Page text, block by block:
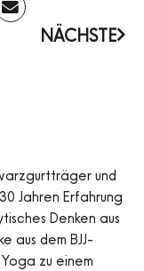
NÄCHSTE
und
Jahren Erfahrung
Denken aus
aus dem BJJ-
zu einem